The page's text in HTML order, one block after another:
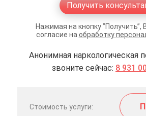
Получить
Нажимая на кнопку ”Получить”,
согласие на обработку
Анонимная наркологическая
звоните сейчас: 8 931
Стоимость услуги: